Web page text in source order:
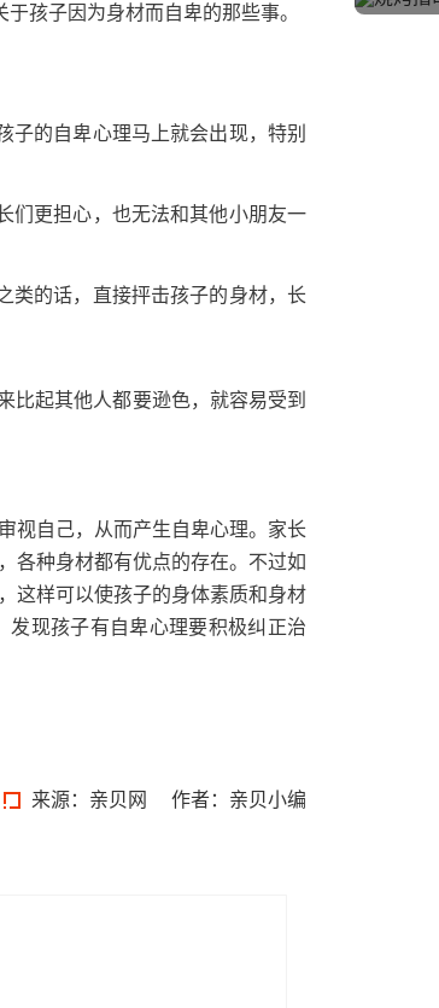
孩子因为身材而自卑的那些事。
的自卑心理马上就会出现，特别
更担心，也无法和其他小朋友一
的话，直接抨击孩子的身材，长
起其他人都要逊色，就容易受到
自己，从而产生自卑心理。家长
各种身材都有优点的存在。不过如
这样可以使孩子的身体素质和身材
现孩子有自卑心理要积极纠正治
来源： 亲贝网 作者：亲贝小编